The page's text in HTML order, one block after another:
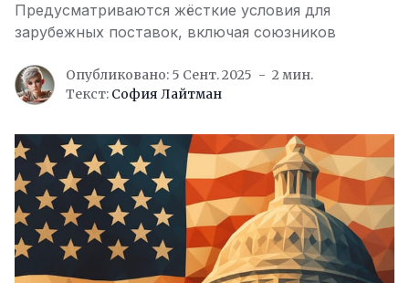
Предусматриваются жёсткие условия для
зарубежных поставок, включая союзников
Опубликовано: 5 Сент. 2025
2 мин.
Текст: София Лайтман